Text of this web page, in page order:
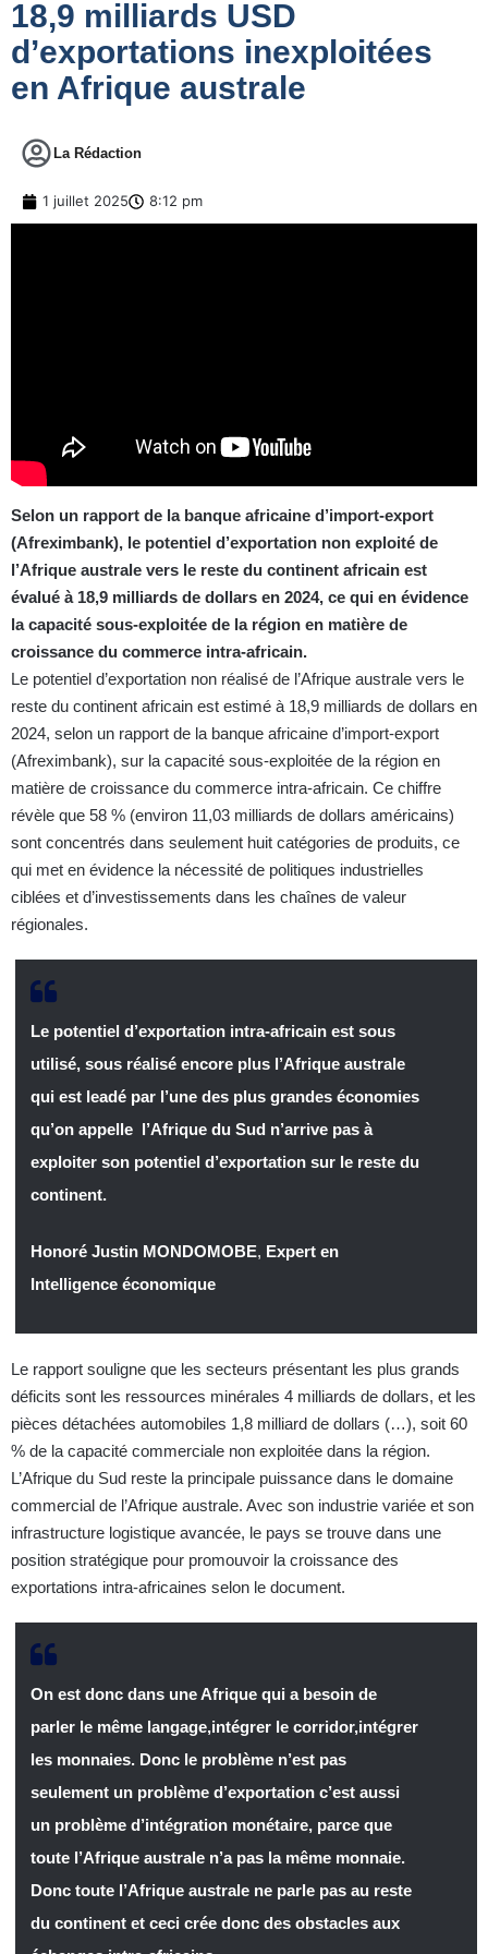
18,9 milliards USD
d’exportations inexploitées
en Afrique australe
La Rédaction
1 juillet 2025 8:12 pm
Selon un rapport de la banque africaine d’import-export
(Afreximbank), le potentiel d’exportation non exploité de
l’Afrique australe vers le reste du continent africain est
évalué à 18,9 milliards de dollars en 2024, ce qui en évidence
la capacité sous-exploitée de la région en matière de
croissance du commerce intra-africain.
Le potentiel d’exportation non réalisé de l’Afrique australe vers le
reste du continent africain est estimé à 18,9 milliards de dollars en
2024, selon un rapport de la banque africaine d’import-export
(Afreximbank), sur la capacité sous-exploitée de la région en
matière de croissance du commerce intra-africain. Ce chiffre
révèle que 58 % (environ 11,03 milliards de dollars américains)
sont concentrés dans seulement huit catégories de produits, ce
qui met en évidence la nécessité de politiques industrielles
ciblées et d’investissements dans les chaînes de valeur
régionales.
Le potentiel d’exportation intra-africain est sous
utilisé, sous réalisé encore plus l’Afrique australe
qui est leadé par l’une des plus grandes économies
qu’on appelle l’Afrique du Sud n’arrive pas à
exploiter son potentiel d’exportation sur le reste du
continent.
Honoré Justin MONDOMOBE, Expert en
Intelligence économique
Le rapport souligne que les secteurs présentant les plus grands
déficits sont les ressources minérales 4 milliards de dollars, et les
pièces détachées automobiles 1,8 milliard de dollars (…), soit 60
% de la capacité commerciale non exploitée dans la région.
L’Afrique du Sud reste la principale puissance dans le domaine
commercial de l’Afrique australe. Avec son industrie variée et son
infrastructure logistique avancée, le pays se trouve dans une
position stratégique pour promouvoir la croissance des
exportations intra-africaines selon le document.
On est donc dans une Afrique qui a besoin de
parler le même langage,intégrer le corridor,intégrer
les monnaies. Donc le problème n’est pas
seulement un problème d’exportation c’est aussi
un problème d’intégration monétaire, parce que
toute l’Afrique australe n’a pas la même monnaie.
Donc toute l’Afrique australe ne parle pas au reste
du continent et ceci crée donc des obstacles aux